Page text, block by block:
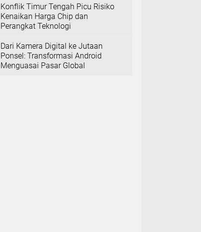
Konflik Timur Tengah Picu Risiko
Kenaikan Harga Chip dan
Perangkat Teknologi
Dari Kamera Digital ke Jutaan
Ponsel: Transformasi Android
Menguasai Pasar Global